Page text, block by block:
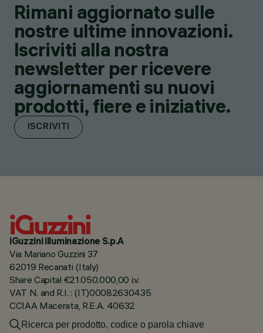
Rimani aggiornato sulle
nostre ultime innovazioni.
Iscriviti alla nostra
newsletter per ricevere
aggiornamenti su nuovi
prodotti, fiere e iniziative.
ISCRIVITI
iGuzzini illuminazione S.p.A
Via Mariano Guzzini 37
62019 Recanati (Italy)
Share Capital €21.050.000,00 i.v.
VAT N. and R.I. : (IT)00082630435
CCIAA Macerata, R.E.A. 40632